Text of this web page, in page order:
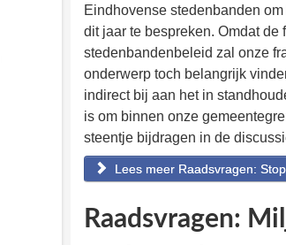
Eindhovense stedenbanden
dit jaar te bespreken. Omdat
stedenbandenbeleid zal onze
onderwerp toch belangrijk
indirect bij aan het in
is om binnen onze
steentje bijdragen in de
Lees meer Raadsvragen:
Raadsvragen: